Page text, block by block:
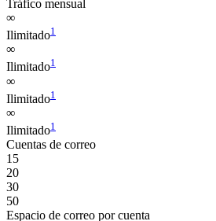
Tráfico mensual
∞
Ilimitado1
∞
Ilimitado1
∞
Ilimitado1
∞
Ilimitado1
Cuentas de correo
15
20
30
50
Espacio de correo por cuenta